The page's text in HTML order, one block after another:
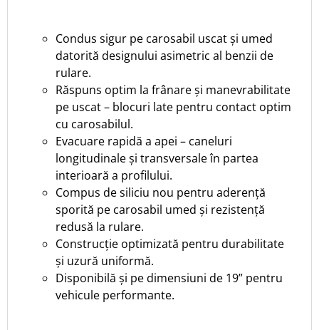
Condus sigur pe carosabil uscat și umed
datorită designului asimetric al benzii de
rulare.
Răspuns optim la frânare și manevrabilitate
pe uscat – blocuri late pentru contact optim
cu carosabilul.
Evacuare rapidă a apei – caneluri
longitudinale și transversale în partea
interioară a profilului.
Compus de siliciu nou pentru aderență
sporită pe carosabil umed și rezistență
redusă la rulare.
Construcție optimizată pentru durabilitate
și uzură uniformă.
Disponibilă și pe dimensiuni de 19” pentru
vehicule performante.